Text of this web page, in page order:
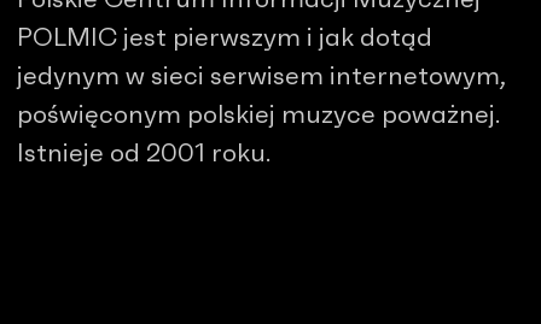
POLMIC jest pierwszym i jak dotąd
jedynym w sieci serwisem internetowym,
poświęconym polskiej muzyce poważnej.
Istnieje od 2001 roku.